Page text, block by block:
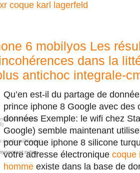
coque karl lagerfeld
6 mobilyos Les
dans la
antichoc integrale-
html/wp-
usr/local/lib/php)
wp-
Qu’en est-il du partage de
prince iphone 8 Google avec des
données Exemple: le wifi chez
Google) semble maintenant
pour coque iphone 8 silicone
votre adresse électronique coque
homme existe dans la base de